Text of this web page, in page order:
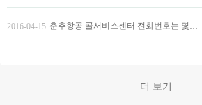
2016-04-15 춘추항공 콜서비스센터 전화번호는 몇번일까요? 국외에서 어떻게 콜서비스센터에 전화할까요?
더 보기